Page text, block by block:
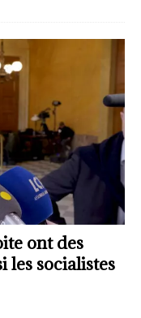
ont des
les socialistes